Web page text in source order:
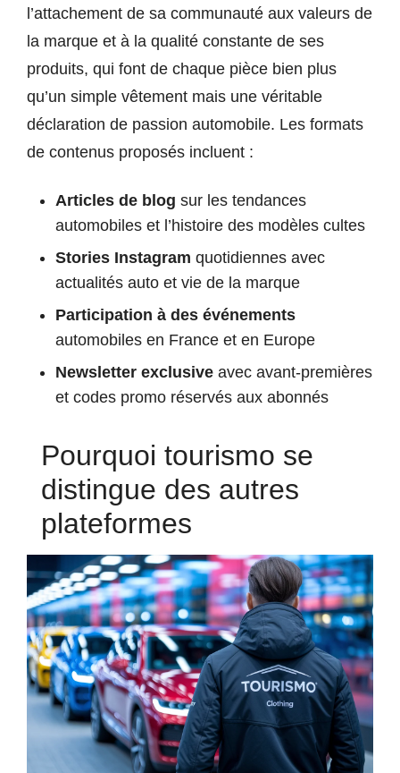
l’attachement de sa communauté aux valeurs de
la marque et à la qualité constante de ses
produits, qui font de chaque pièce bien plus
qu’un simple vêtement mais une véritable
déclaration de passion automobile. Les formats
de contenus proposés incluent :
Articles de blog sur les tendances
automobiles et l’histoire des modèles cultes
Stories Instagram quotidiennes avec
actualités auto et vie de la marque
Participation à des événements
automobiles en France et en Europe
Newsletter exclusive avec avant-premières
et codes promo réservés aux abonnés
Pourquoi tourismo se
distingue des autres
plateformes